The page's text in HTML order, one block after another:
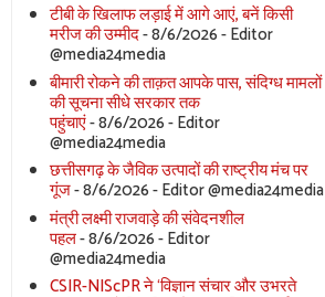
टीबी के खिलाफ लड़ाई में आगे आएं, बनें किसी
मरीज की उम्मीद- 8/6/2026- Editor
@media24media
बीमारी रोकने की ताक़त आपके पास, संदिग्ध मामलों
की सूचना सीधे सरकार तक
पहुंचाएं- 8/6/2026- Editor
@media24media
छत्तीसगढ़ के जैविक उत्पादों की राष्ट्रीय मंच पर
गूंज- 8/6/2026- Editor @media24media
मंत्री लक्ष्मी राजवाड़े की संवेदनशील
पहल- 8/6/2026- Editor
@media24media
CSIR-NIScPR ने ‘विज्ञान संचार और उभरते